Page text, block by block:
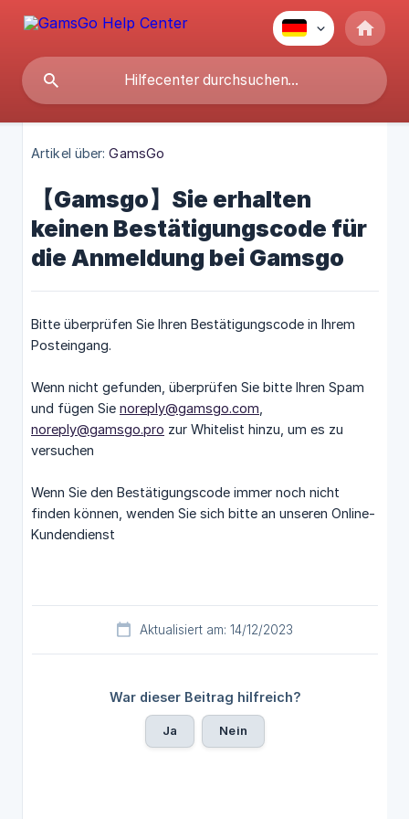
Artikel über: GamsGo
【Gamsgo】Sie erhalten
keinen Bestätigungscode für
die Anmeldung bei Gamsgo
Bitte überprüfen Sie Ihren Bestätigungscode in Ihrem
Posteingang.
Wenn nicht gefunden, überprüfen Sie bitte Ihren Spam
und fügen Sie noreply@gamsgo.com
noreply@gamsgo.pro zur Whitelist hinzu, um es zu
versuchen
Wenn Sie den Bestätigungscode immer noch nicht
finden können, wenden Sie sich bitte an unseren Online-
Kundendienst
Aktualisiert am: 14/12/2023
War dieser Beitrag hilfreich?
Ja Nein